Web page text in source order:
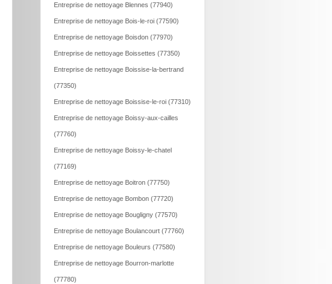
Entreprise de nettoyage Blennes (77940)
Entreprise de nettoyage Bois-le-roi (77590)
Entreprise de nettoyage Boisdon (77970)
Entreprise de nettoyage Boissettes (77350)
Entreprise de nettoyage Boissise-la-bertrand
(77350)
Entreprise de nettoyage Boissise-le-roi (77310)
Entreprise de nettoyage Boissy-aux-cailles
(77760)
Entreprise de nettoyage Boissy-le-chatel
(77169)
Entreprise de nettoyage Boitron (77750)
Entreprise de nettoyage Bombon (77720)
Entreprise de nettoyage Bougligny (77570)
Entreprise de nettoyage Boulancourt (77760)
Entreprise de nettoyage Bouleurs (77580)
Entreprise de nettoyage Bourron-marlotte
(77780)